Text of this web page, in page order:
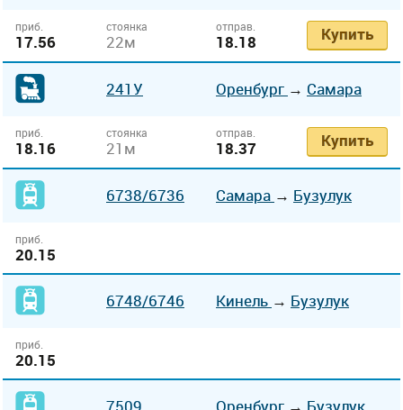
приб.
17.56
стоянка
22м
отправ.
18.18 Купить
241У Оренбург → Самара
приб.
18.16
стоянка
21м
отправ.
18.37 Купить
6738/6736 Самара → Бузулук
приб.
20.15
6748/6746 Кинель → Бузулук
приб.
20.15